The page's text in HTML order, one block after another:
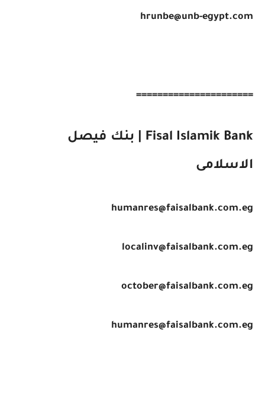
hrunbe@unb-egypt.com
======================
Fisal Islamik Bank | بنك فيصل
الاسلامى
humanres@faisalbank.com.eg
localinv@faisalbank.com.eg
october@faisalbank.com.eg
humanres@faisalbank.com.eg